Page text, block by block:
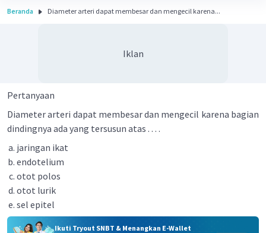
Beranda Diameter arteri dapat membesar dan mengecil karena...
Iklan
Pertanyaan
Diameter arteri dapat membesar dan mengecil karena bagian
dindingnya ada yang tersusun atas . . . .
jaringan ikat
endotelium
otot polos
otot lurik
sel epitel
Ikuti Tryout SNBT & Menangkan E-Wallet